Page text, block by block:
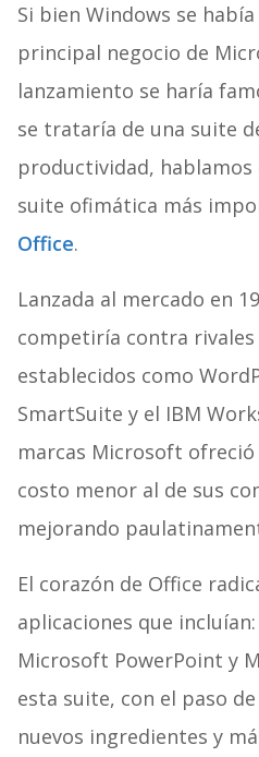
Si bien Windows se
principal negocio de
lanzamiento se haría
se trataría de una suite
productividad,
suite ofimática más
Office.
Lanzada al mercado en
competiría contra
establecidos como
SmartSuite y el IBM
marcas Microsoft
costo menor al de sus
mejorando
El corazón de Office
aplicaciones que
Microsoft PowerPoint y
esta suite, con el paso
nuevos ingredientes y